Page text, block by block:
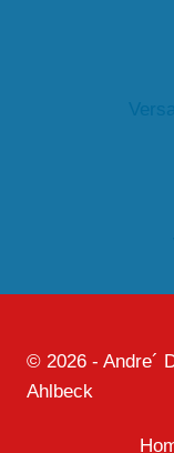
© 2026 - Andre´
Ahlbeck